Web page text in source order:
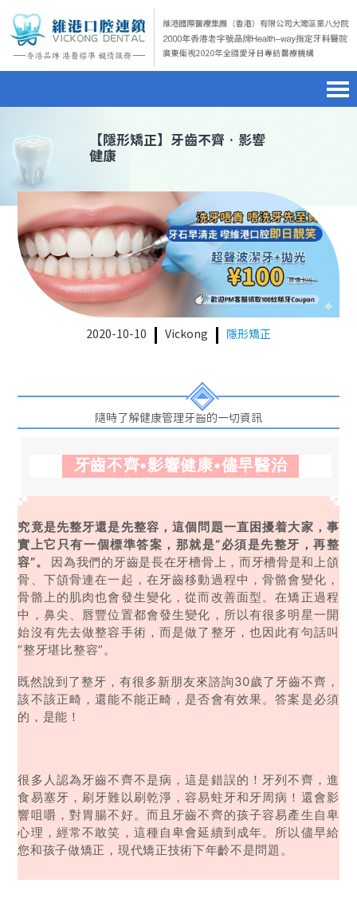
醫院簡介 hospital introduction
醫生介紹doctor introduction
醫療新聞 medical news
種植牙dental implant
orthodontics
微信預約
WhatsApp預約
【隱形矯正】牙齒不齊•影響
健康
2020-10-10 Vickong 隱形矯正
隨時了解健康管理牙齒的一切資訊
牙齒不齊•影響健康•儘早醫治
究竟是先整牙還是先整容，這個問題一直困擾着大家，事
實上它只有一個標準答案 ，那就是“必須是先整牙，再整
容”。
因為我們的牙齒是長在牙槽骨上，而牙槽骨是和上頜
骨、下頜骨連在一起，在牙齒移動過程中，骨骼會變化，
骨骼上的肌肉也會發生變化，從而改善面型。在矯正過程
中，鼻尖、唇豐位置都會發生變化 ， 所以有很多明星一開
始沒有先去做整容手術，而是做了整牙 ，也因此有句話叫
“整牙堪比整容”。
既然說到了整牙，有很多新朋友來諮詢30歲了牙齒不齊，
該不該正畸，還能不能正畸，是否會有效果。答案是必須
的，是能！
很多人認為牙齒不齊不是病，這是錯誤的！牙列不齊，進
食易塞牙，刷牙難以刷乾淨，容易蛀牙和牙周病！還會影
響咀嚼，對胃腸不好。而且牙齒不齊的孩子容易產生自卑
心理，經常不敢笑，這種自卑會延續到成年。所以儘早給
您和孩子做矯正，現代矯正技術下年齡不是問題。